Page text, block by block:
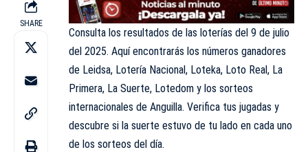
SHARE
Consulta los resultados de las loterías del 9 de julio
del 2025. Aquí encontrarás los números ganadores
de Leidsa, Lotería Nacional, Loteka, Loto Real, La
Primera, La Suerte, Lotedom y los sorteos
internacionales de Anguilla. Verifica tus jugadas y
descubre si la suerte estuvo de tu lado en cada uno
de los sorteos del día.